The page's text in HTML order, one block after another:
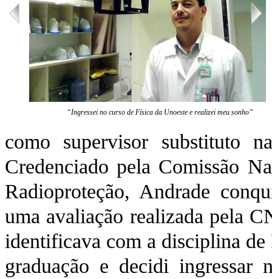
“Ingressei no curso de Física da Unoeste e realizei meu sonho”
como supervisor substituto
Credenciado pela Comissão
Radioproteção, Andrade
uma avaliação realizada pela
identificava com a disciplina de
graduação e decidi ingressar